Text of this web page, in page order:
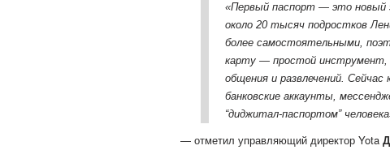
«Первый паспорт — это новый
около 20 тысяч подростков
более самостоятельными,
карту — простой
общения и развлечений.
банковские аккаунты,
“диджитал-паспортом”
— отметил управляющий директор Yota